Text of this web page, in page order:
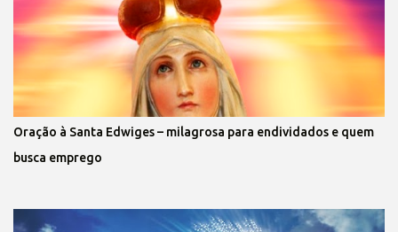
Oração à Santa Edwiges – milagrosa para endividados e quem
busca emprego